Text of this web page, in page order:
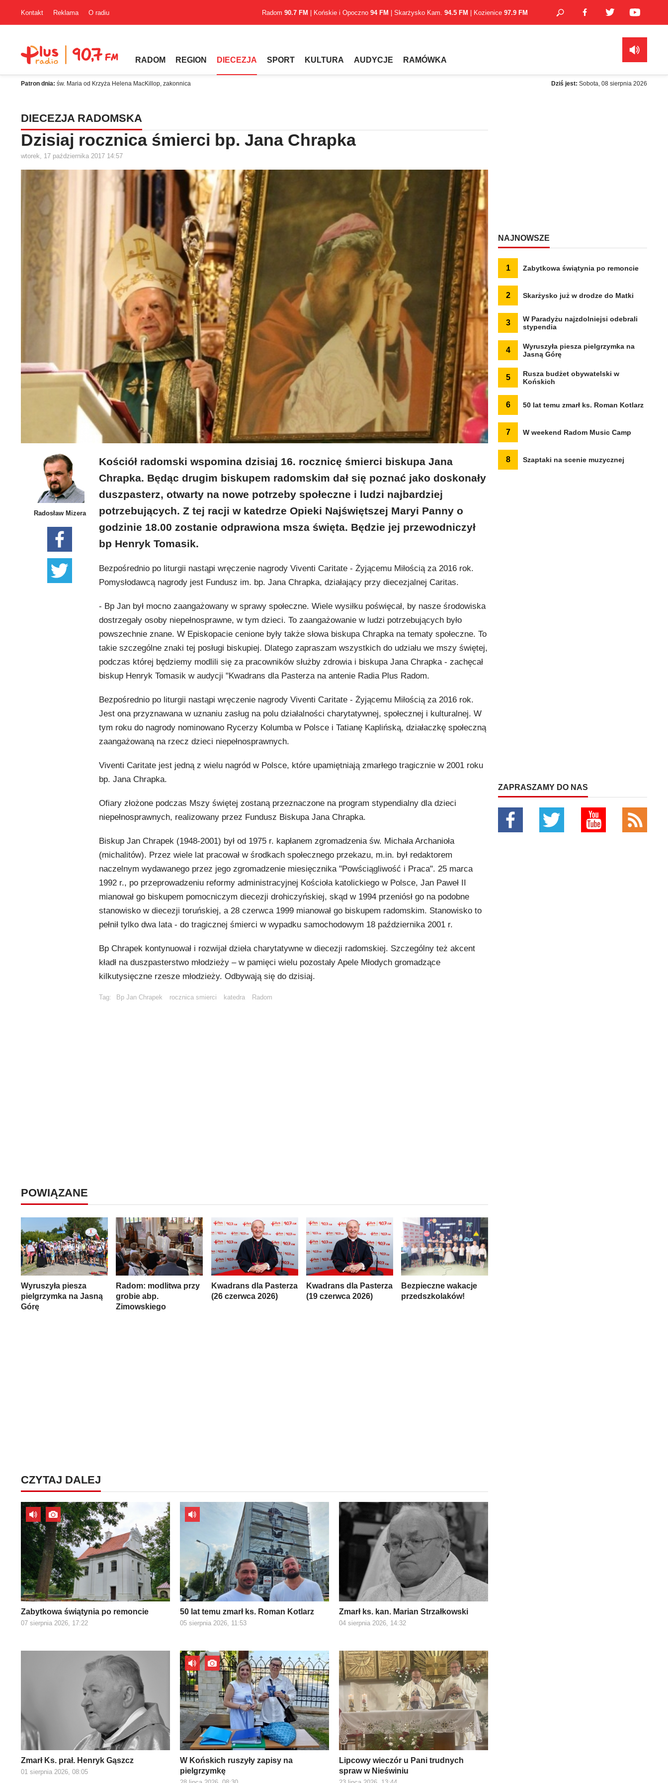
Kontakt Reklama O radiu Radom 90.7 FM | Końskie i Opoczno 94 FM | Skarżysko Kam. 94.5 FM | Kozienice 97.9 FM
RADOM REGION DIECEZJA SPORT KULTURA AUDYCJE RAMÓWKA
Patron dnia: św. Maria od Krzyża Helena MacKillop, zakonnica Dziś jest: Sobota, 08 sierpnia 2026
DIECEZJA RADOMSKA
Dzisiaj rocznica śmierci bp. Jana Chrapka
wtorek, 17 października 2017 14:57
Radosław Mizera
Kościół radomski wspomina dzisiaj 16. rocznicę śmierci biskupa Jana
Chrapka. Będąc drugim biskupem radomskim dał się poznać jako doskonały
duszpasterz, otwarty na nowe potrzeby społeczne i ludzi najbardziej
potrzebujących. Z tej racji w katedrze Opieki Najświętszej Maryi Panny o
godzinie 18.00 zostanie odprawiona msza święta. Będzie jej przewodniczył
bp Henryk Tomasik.
Bezpośrednio po liturgii nastąpi wręczenie nagrody Viventi Caritate - Żyjącemu Miłością za 2016 rok.
Pomysłodawcą nagrody jest Fundusz im. bp. Jana Chrapka, działający przy diecezjalnej Caritas.
- Bp Jan był mocno zaangażowany w sprawy społeczne. Wiele wysiłku poświęcał, by nasze środowiska
dostrzegały osoby niepełnosprawne, w tym dzieci. To zaangażowanie w ludzi potrzebujących było
powszechnie znane. W Episkopacie cenione były także słowa biskupa Chrapka na tematy społeczne. To
takie szczególne znaki tej posługi biskupiej. Dlatego zapraszam wszystkich do udziału we mszy świętej,
podczas której będziemy modlili się za pracowników służby zdrowia i biskupa Jana Chrapka - zachęcał
biskup Henryk Tomasik w audycji "Kwadrans dla Pasterza na antenie Radia Plus Radom.
Bezpośrednio po liturgii nastąpi wręczenie nagrody Viventi Caritate - Żyjącemu Miłością za 2016 rok.
Jest ona przyznawana w uznaniu zasług na polu działalności charytatywnej, społecznej i kulturalnej. W
tym roku do nagrody nominowano Rycerzy Kolumba w Polsce i Tatianę Kaplińską, działaczkę społeczną
zaangażowaną na rzecz dzieci niepełnosprawnych.
Viventi Caritate jest jedną z wielu nagród w Polsce, które upamiętniają zmarłego tragicznie w 2001 roku
bp. Jana Chrapka.
Ofiary złożone podczas Mszy świętej zostaną przeznaczone na program stypendialny dla dzieci
niepełnosprawnych, realizowany przez Fundusz Biskupa Jana Chrapka.
Biskup Jan Chrapek (1948-2001) był od 1975 r. kapłanem zgromadzenia św. Michała Archanioła
(michalitów). Przez wiele lat pracował w środkach społecznego przekazu, m.in. był redaktorem
naczelnym wydawanego przez jego zgromadzenie miesięcznika "Powściągliwość i Praca". 25 marca
1992 r., po przeprowadzeniu reformy administracyjnej Kościoła katolickiego w Polsce, Jan Paweł II
mianował go biskupem pomocniczym diecezji drohiczyńskiej, skąd w 1994 przeniósł go na podobne
stanowisko w diecezji toruńskiej, a 28 czerwca 1999 mianował go biskupem radomskim. Stanowisko to
pełnił tylko dwa lata - do tragicznej śmierci w wypadku samochodowym 18 października 2001 r.
Bp Chrapek kontynuował i rozwijał dzieła charytatywne w diecezji radomskiej. Szczególny też akcent
kładł na duszpasterstwo młodzieży – w pamięci wielu pozostały Apele Młodych gromadzące
kilkutysięczne rzesze młodzieży. Odbywają się do dzisiaj.
Tag: Bp Jan Chrapek rocznica smierci katedra Radom
POWIĄZANE
Wyruszyła piesza
pielgrzymka na Jasną
Górę
Radom: modlitwa przy
grobie abp.
Zimowskiego
Kwadrans dla Pasterza
(26 czerwca 2026)
Kwadrans dla Pasterza
(19 czerwca 2026)
Bezpieczne wakacje
przedszkolaków!
CZYTAJ DALEJ
Zabytkowa świątynia po remoncie
07 sierpnia 2026, 17:22
50 lat temu zmarł ks. Roman Kotlarz
05 sierpnia 2026, 11:53
Zmarł ks. kan. Marian Strzałkowski
04 sierpnia 2026, 14:32
Zmarł Ks. prał. Henryk Gąszcz
01 sierpnia 2026, 08:05
W Końskich ruszyły zapisy na
pielgrzymkę
Lipcowy wieczór u Pani trudnych
spraw w Nieświniu
NAJNOWSZE
1 Zabytkowa świątynia po remoncie
2 Skarżysko już w drodze do Matki
3
W Paradyżu najzdolniejsi odebrali
stypendia
4
Wyruszyła piesza pielgrzymka na
Jasną Górę
5
Rusza budżet obywatelski w
Końskich
6 50 lat temu zmarł ks. Roman Kotlarz
7 W weekend Radom Music Camp
8 Szaptaki na scenie muzycznej
ZAPRASZAMY DO NAS